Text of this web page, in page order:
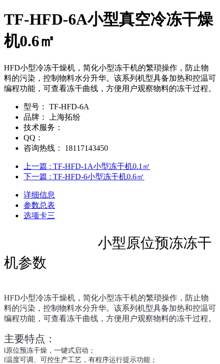
TF-HFD-6A小型真空冷冻干燥
机0.6㎡
HFD小型冷冻干燥机，简化小型冻干机的繁琐操作，防止物
料的污染，控制物料水分升华。该系列机型具备加热和控温可
编程功能，可查看冻干曲线，方便用户观察物料的冻干过程。
型号：
TF-HFD-6A
品牌：
上海拓纷
技术服务：
QQ：
咨询热线：
18117143450
上一篇 : TF-HFD-1A小型冻干机0.1㎡
下一篇 : TF-HFD-6小型冻干机0.6㎡
详细信息
参数总表
选项卡三
小型原位预冻冻干
机参数
HFD小型冷冻干燥机，简化小型冻干机的繁琐操作，防止物
料的污染， 控制 物料水分升华。该系列机型具备加热和控温可
编程功能，可查看冻干曲线，方便用户观察物料的冻干过程。
主要特点 ：
l 原位预冻干燥 ， 一键式启动 ；
l温度可调、可控生产工艺 ， 有程序运行提示功能 ；